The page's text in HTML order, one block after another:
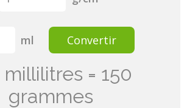
ml Convertir
millilitres = 150
grammes